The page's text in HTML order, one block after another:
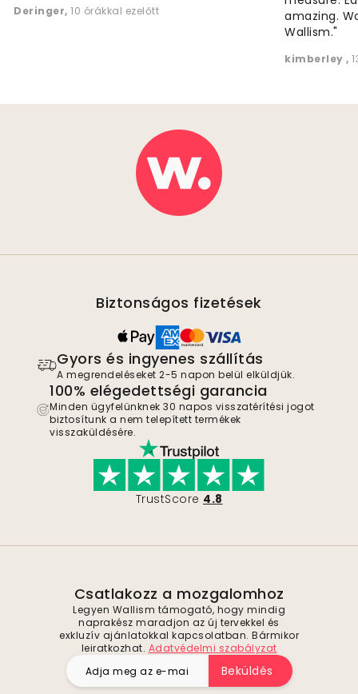
Deringer, 10 órákkal ezelőtt
amazing.
Wallism."
kimberley,
Biztonságos fizetések
Gyors és ingyenes szállítás
A megrendeléseket 2-5 napon belül elküldjük.
100% elégedettségi garancia
Minden ügyfelünknek 30 napos visszatérítési jogot
biztosítunk a nem telepített termékek
visszaküldésére.
TrustScore 4.8
Csatlakozz a mozgalomhoz
Legyen Wallism támogató, hogy mindig
naprakész maradjon az új tervekkel és
exkluzív ajánlatokkal kapcsolatban. Bármikor
leiratkozhat. Adatvédelmi szabályzat
Beküldés